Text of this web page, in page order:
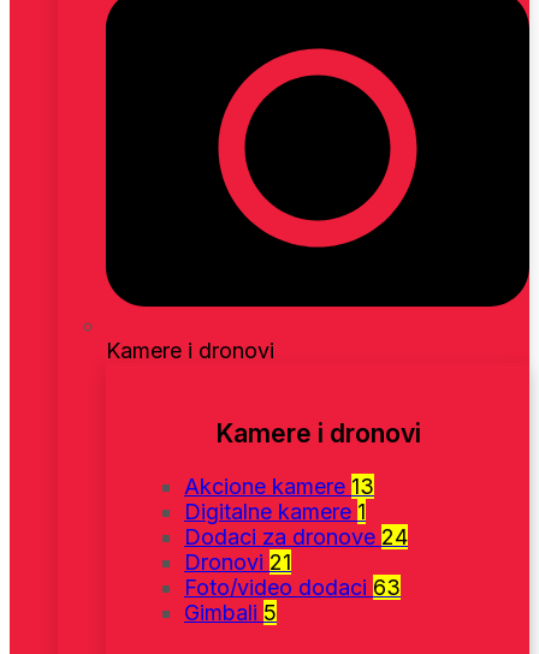
Kamere i dronovi
Kamere i dronovi
Akcione kamere 13
Digitalne kamere 1
Dodaci za dronove 24
Dronovi 21
Foto/video dodaci 63
Gimbali 5